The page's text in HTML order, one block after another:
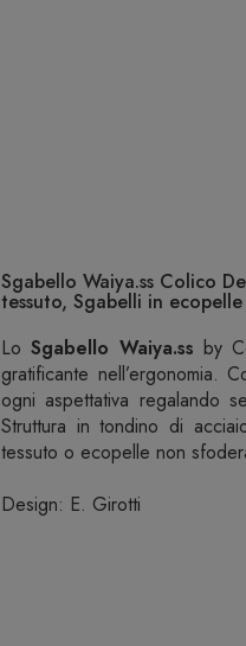
Sgabello Waiya.ss Colico
tessuto, Sgabelli in ecopelle
LoSgabello Waiya.ss by
gratificante nell’ergonomia.
ogni aspettativa regalando
Struttura in tondino di
tessuto o ecopelle non
Design: E. Girotti